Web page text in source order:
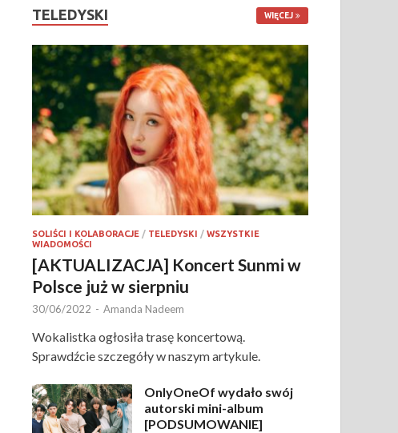
TELEDYSKI WIĘCEJ
SOLIŚCI I KOLABORACJE / TELEDYSKI /WSZYSTKIE
WIADOMOŚCI
[AKTUALIZACJA] Koncert Sunmi w
Polsce już w sierpniu
30/06/2022 - Amanda Nadeem
Wokalistka ogłosiła trasę koncertową.
Sprawdźcie szczegóły w naszym artykule.
OnlyOneOf wydało swój
autorski mini-album
[PODSUMOWANIE]